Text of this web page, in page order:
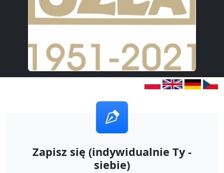
Zapisz się (indywidualnie Ty -
siebie)